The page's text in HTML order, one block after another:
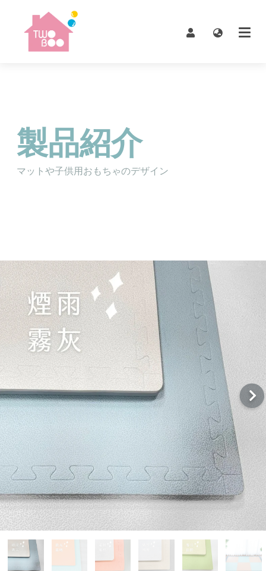
製品紹介
マットや子供用おもちゃのデザイン